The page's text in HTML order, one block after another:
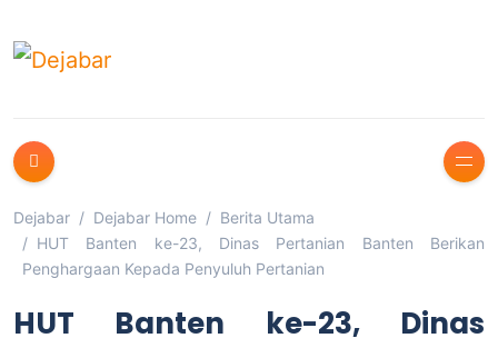
Dejabar Dejabar Home
Berita Utama
HUT Banten ke-23, Dinas Pertanian Banten Berikan
Penghargaan Kepada Penyuluh Pertanian
HUT Banten ke-23, Dinas